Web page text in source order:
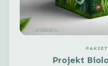
Projekt